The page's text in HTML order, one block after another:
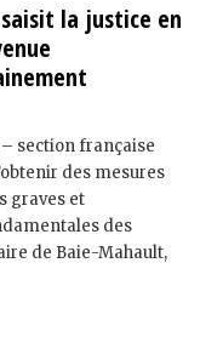
saisit la justice en
section française
des mesures
graves et
des
de Baie-Mahault,